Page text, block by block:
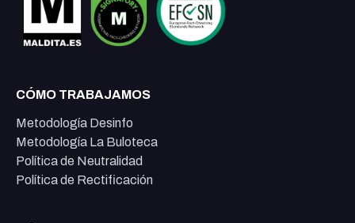
CÓMO TRABAJAMOS
Metodología Desinfo
Metodología La Buloteca
Política de Neutralidad
Política de Rectificación